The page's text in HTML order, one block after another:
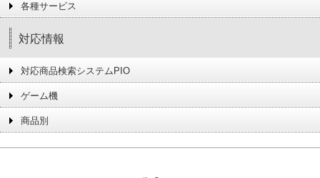
各種サービス
対応情報
対応商品検索システムPIO
ゲーム機
商品別